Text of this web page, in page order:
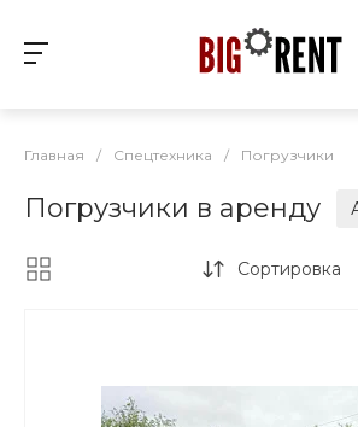
Главная / Спецтехника / Погрузчики
Погрузчики в аренду
Сортировка